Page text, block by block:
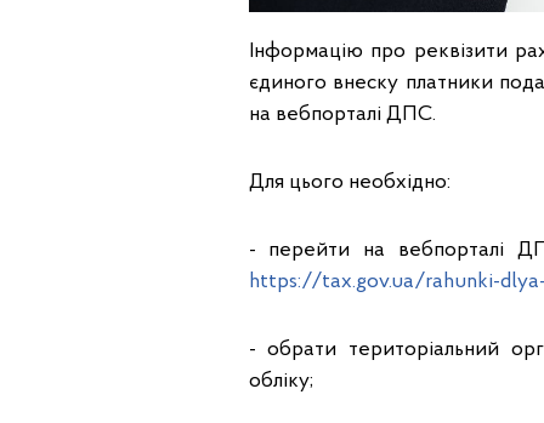
Інформацію про реквізити
єдиного внеску платники
на вебпорталі ДПС.
Для цього необхідно:
- перейти на вебпорталі
https://tax.gov.ua/rahunki-
- обрати територіальний
обліку;